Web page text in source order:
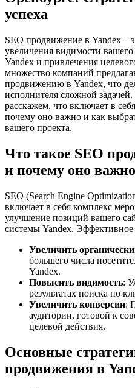
успеха
SEO продвижение в Yandex –
увеличения видимости
Yandex и привлечения
множество компаний
продвижению в Yandex, что
исполнителя сложной
расскажем, что включает в
почему оно важно и как
вашего проекта.
Что такое SEO
и почему оно
SEO (Search Engine
включает в себя комплекс
улучшение позиций вашего
системы Yandex.
Увеличить
большего числа
Yandex.
Повысить видимость:
результатах поиска по
Увеличить конверсии:
аудитории, готовой к
целевой действия.
Основные
продвижения в